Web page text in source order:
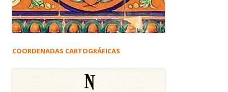
COORDENADAS CARTOGRÁFICAS